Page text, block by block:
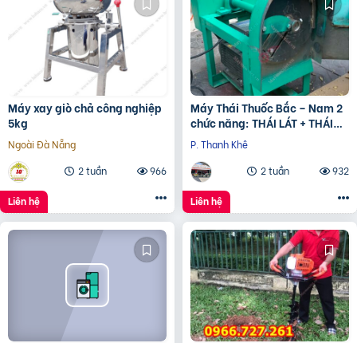
Máy xay giò chả công nghiệp
5kg
Ngoài Đà Nẵng
2 tuần
966
Liên hệ
Máy Thái Thuốc Bắc – Nam 2
chức năng: THÁI LÁT + THÁI
KHÚC
P. Thanh Khê
2 tuần
932
Liên hệ